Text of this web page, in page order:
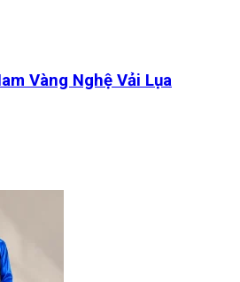
Vàng Nghệ Vải Lụa